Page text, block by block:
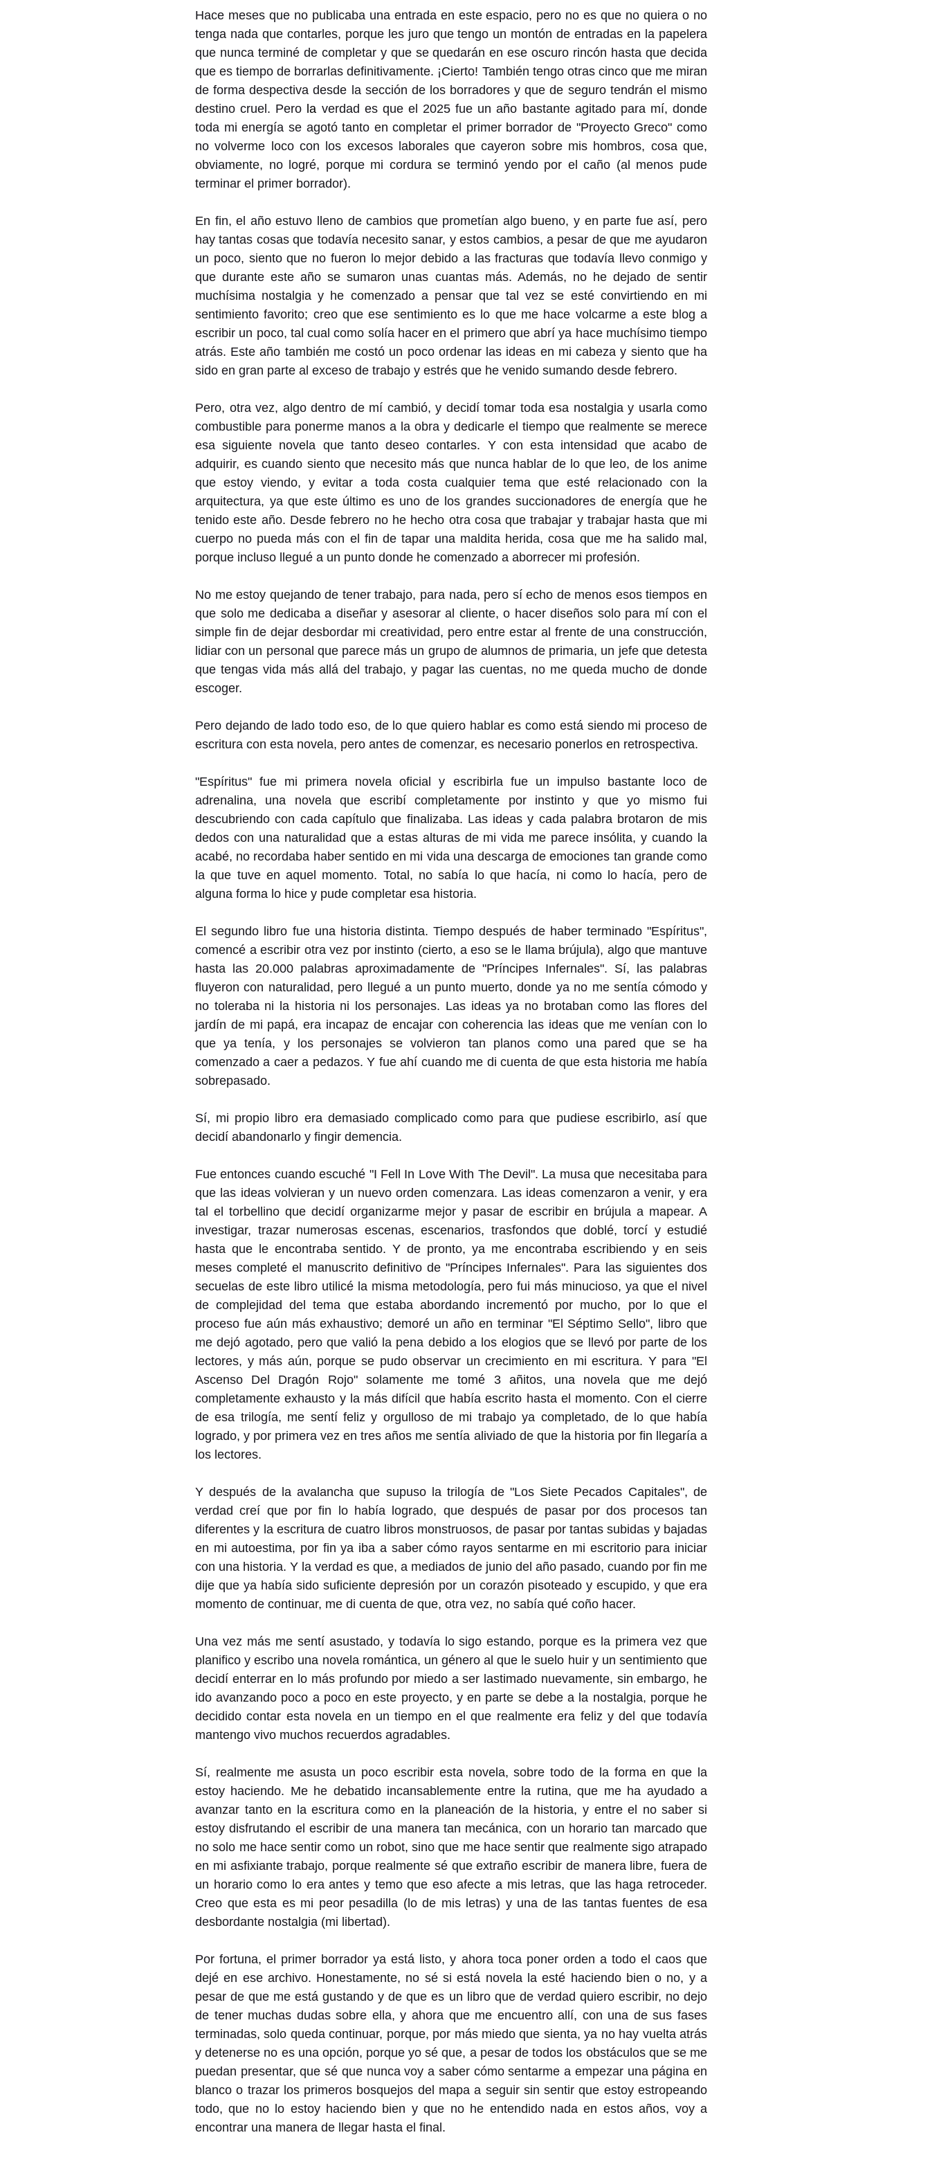
Hace meses que no publicaba una entrada en este espacio, pero no es que no quiera o no
tenga nada que contarles, porque les juro que tengo un montón de entradas en la papelera
que nunca terminé de completar y que se quedarán en ese oscuro rincón hasta que decida
que es tiempo de borrarlas definitivamente. ¡Cierto! También tengo otras cinco que me miran
de forma despectiva desde la sección de los borradores y que de seguro tendrán el mismo
destino cruel. Pero la verdad es que el 2025 fue un año bastante agitado para mí, donde
toda mi energía se agotó tanto en completar el primer borrador de "Proyecto Greco" como
no volverme loco con los excesos laborales que cayeron sobre mis hombros, cosa que,
obviamente, no logré, porque mi cordura se terminó yendo por el caño (al menos pude
terminar el primer borrador).
En fin, el año estuvo lleno de cambios que prometían algo bueno, y en parte fue así, pero
hay tantas cosas que todavía necesito sanar, y estos cambios, a pesar de que me ayudaron
un poco, siento que no fueron lo mejor debido a las fracturas que todavía llevo conmigo y
que durante este año se sumaron unas cuantas más. Además, no he dejado de sentir
muchísima nostalgia y he comenzado a pensar que tal vez se esté convirtiendo en mi
sentimiento favorito; creo que ese sentimiento es lo que me hace volcarme a este blog a
escribir un poco, tal cual como solía hacer en el primero que abrí ya hace muchísimo tiempo
atrás. Este año también me costó un poco ordenar las ideas en mi cabeza y siento que ha
sido en gran parte al exceso de trabajo y estrés que he venido sumando desde febrero.
Pero, otra vez, algo dentro de mí cambió, y decidí tomar toda esa nostalgia y usarla como
combustible para ponerme manos a la obra y dedicarle el tiempo que realmente se merece
esa siguiente novela que tanto deseo contarles. Y con esta intensidad que acabo de
adquirir, es cuando siento que necesito más que nunca hablar de lo que leo, de los anime
que estoy viendo, y evitar a toda costa cualquier tema que esté relacionado con la
arquitectura, ya que este último es uno de los grandes succionadores de energía que he
tenido este año. Desde febrero no he hecho otra cosa que trabajar y trabajar hasta que mi
cuerpo no pueda más con el fin de tapar una maldita herida, cosa que me ha salido mal,
porque incluso llegué a un punto donde he comenzado a aborrecer mi profesión.
No me estoy quejando de tener trabajo, para nada, pero sí echo de menos esos tiempos en
que solo me dedicaba a diseñar y asesorar al cliente, o hacer diseños solo para mí con el
simple fin de dejar desbordar mi creatividad, pero entre estar al frente de una construcción,
lidiar con un personal que parece más un grupo de alumnos de primaria, un jefe que detesta
que tengas vida más allá del trabajo, y pagar las cuentas, no me queda mucho de donde
escoger.
Pero dejando de lado todo eso, de lo que quiero hablar es como está siendo mi proceso de
escritura con esta novela, pero antes de comenzar, es necesario ponerlos en retrospectiva.
"Espíritus" fue mi primera novela oficial y escribirla fue un impulso bastante loco de
adrenalina, una novela que escribí completamente por instinto y que yo mismo fui
descubriendo con cada capítulo que finalizaba. Las ideas y cada palabra brotaron de mis
dedos con una naturalidad que a estas alturas de mi vida me parece insólita, y cuando la
acabé, no recordaba haber sentido en mi vida una descarga de emociones tan grande como
la que tuve en aquel momento. Total, no sabía lo que hacía, ni como lo hacía, pero de
alguna forma lo hice y pude completar esa historia.
El segundo libro fue una historia distinta. Tiempo después de haber terminado "Espíritus",
comencé a escribir otra vez por instinto (cierto, a eso se le llama brújula), algo que mantuve
hasta las 20.000 palabras aproximadamente de "Príncipes Infernales". Sí, las palabras
fluyeron con naturalidad, pero llegué a un punto muerto, donde ya no me sentía cómodo y
no toleraba ni la historia ni los personajes. Las ideas ya no brotaban como las flores del
jardín de mi papá, era incapaz de encajar con coherencia las ideas que me venían con lo
que ya tenía, y los personajes se volvieron tan planos como una pared que se ha
comenzado a caer a pedazos. Y fue ahí cuando me di cuenta de que esta historia me había
sobrepasado.
Sí, mi propio libro era demasiado complicado como para que pudiese escribirlo, así que
decidí abandonarlo y fingir demencia.
Fue entonces cuando escuché "I Fell In Love With The Devil". La musa que necesitaba para
que las ideas volvieran y un nuevo orden comenzara. Las ideas comenzaron a venir, y era
tal el torbellino que decidí organizarme mejor y pasar de escribir en brújula a mapear. A
investigar, trazar numerosas escenas, escenarios, trasfondos que doblé, torcí y estudié
hasta que le encontraba sentido. Y de pronto, ya me encontraba escribiendo y en seis
meses completé el manuscrito definitivo de "Príncipes Infernales". Para las siguientes dos
secuelas de este libro utilicé la misma metodología, pero fui más minucioso, ya que el nivel
de complejidad del tema que estaba abordando incrementó por mucho, por lo que el
proceso fue aún más exhaustivo; demoré un año en terminar "El Séptimo Sello", libro que
me dejó agotado, pero que valió la pena debido a los elogios que se llevó por parte de los
lectores, y más aún, porque se pudo observar un crecimiento en mi escritura. Y para "El
Ascenso Del Dragón Rojo" solamente me tomé 3 añitos, una novela que me dejó
completamente exhausto y la más difícil que había escrito hasta el momento. Con el cierre
de esa trilogía, me sentí feliz y orgulloso de mi trabajo ya completado, de lo que había
logrado, y por primera vez en tres años me sentía aliviado de que la historia por fin llegaría a
los lectores.
Y después de la avalancha que supuso la trilogía de "Los Siete Pecados Capitales", de
verdad creí que por fin lo había logrado, que después de pasar por dos procesos tan
diferentes y la escritura de cuatro libros monstruosos, de pasar por tantas subidas y bajadas
en mi autoestima, por fin ya iba a saber cómo rayos sentarme en mi escritorio para iniciar
con una historia. Y la verdad es que, a mediados de junio del año pasado, cuando por fin me
dije que ya había sido suficiente depresión por un corazón pisoteado y escupido, y que era
momento de continuar, me di cuenta de que, otra vez, no sabía qué coño hacer.
Una vez más me sentí asustado, y todavía lo sigo estando, porque es la primera vez que
planifico y escribo una novela romántica, un género al que le suelo huir y un sentimiento que
decidí enterrar en lo más profundo por miedo a ser lastimado nuevamente, sin embargo, he
ido avanzando poco a poco en este proyecto, y en parte se debe a la nostalgia, porque he
decidido contar esta novela en un tiempo en el que realmente era feliz y del que todavía
mantengo vivo muchos recuerdos agradables.
Sí, realmente me asusta un poco escribir esta novela, sobre todo de la forma en que la
estoy haciendo. Me he debatido incansablemente entre la rutina, que me ha ayudado a
avanzar tanto en la escritura como en la planeación de la historia, y entre el no saber si
estoy disfrutando el escribir de una manera tan mecánica, con un horario tan marcado que
no solo me hace sentir como un robot, sino que me hace sentir que realmente sigo atrapado
en mi asfixiante trabajo, porque realmente sé que extraño escribir de manera libre, fuera de
un horario como lo era antes y temo que eso afecte a mis letras, que las haga retroceder.
Creo que esta es mi peor pesadilla (lo de mis letras) y una de las tantas fuentes de esa
desbordante nostalgia (mi libertad).
Por fortuna, el primer borrador ya está listo, y ahora toca poner orden a todo el caos que
dejé en ese archivo. Honestamente, no sé si está novela la esté haciendo bien o no, y a
pesar de que me está gustando y de que es un libro que de verdad quiero escribir, no dejo
de tener muchas dudas sobre ella, y ahora que me encuentro allí, con una de sus fases
terminadas, solo queda continuar, porque, por más miedo que sienta, ya no hay vuelta atrás
y detenerse no es una opción, porque yo sé que, a pesar de todos los obstáculos que se me
puedan presentar, que sé que nunca voy a saber cómo sentarme a empezar una página en
blanco o trazar los primeros bosquejos del mapa a seguir sin sentir que estoy estropeando
todo, que no lo estoy haciendo bien y que no he entendido nada en estos años, voy a
encontrar una manera de llegar hasta el final.